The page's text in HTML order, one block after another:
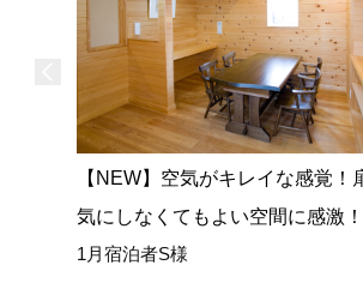
【NEW】空気がキレイな感覚！
気にしなくてもよい空間に感激！
1月宿泊者S様